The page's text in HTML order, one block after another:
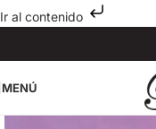
Ir al contenido
MENÚ